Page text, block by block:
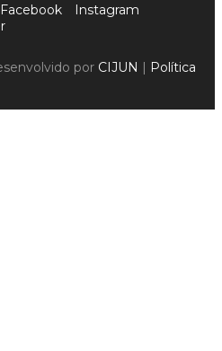
Facebook
Instagram
por CIJUN | Política